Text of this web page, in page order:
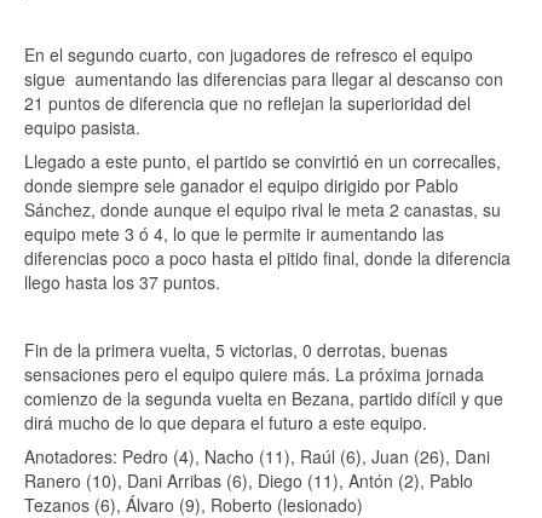
En el segundo cuarto, con jugadores de refresco el equipo
sigue aumentando las diferencias para llegar al descanso con
21 puntos de diferencia que no reflejan la superioridad del
equipo pasista.
Llegado a este punto, el partido se convirtió en un correcalles,
donde siempre sele ganador el equipo dirigido por Pablo
Sánchez, donde aunque el equipo rival le meta 2 canastas, su
equipo mete 3 ó 4, lo que le permite ir aumentando las
diferencias poco a poco hasta el pitido final, donde la diferencia
llego hasta los 37 puntos.
Fin de la primera vuelta, 5 victorias, 0 derrotas, buenas
sensaciones pero el equipo quiere más. La próxima jornada
comienzo de la segunda vuelta en Bezana, partido difícil y que
dirá mucho de lo que depara el futuro a este equipo.
Anotadores: Pedro (4), Nacho (11), Raúl (6), Juan (26), Dani
Ranero (10), Dani Arribas (6), Diego (11), Antón (2), Pablo
Tezanos (6), Álvaro (9), Roberto (lesionado)